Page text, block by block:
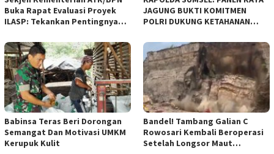
Buka Rapat Evaluasi Proyek
ILASP: Tekankan Pentingnya
Anggaran
JAGUNG BUKTI KOMITMEN
POLRI DUKUNG KETAHANAN
Babinsa Teras Beri Dorongan
Semangat Dan Motivasi UMKM
Kerupuk Kulit
Bandel! Tambang Galian C
Rowosari Kembali Beroperasi
Setelah Longsor Maut